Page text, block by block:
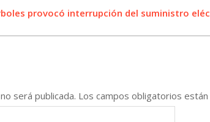
provocó interrupción del suministro
será publicada. Los campos obligatorios